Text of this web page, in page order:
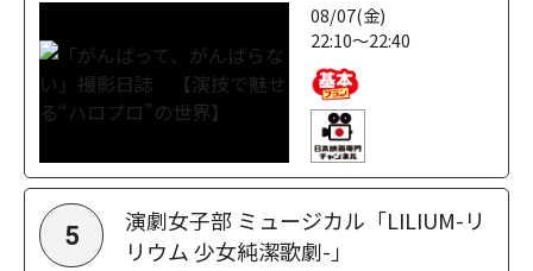
08/07(金)
22:10～22:40
5
演劇女子部 ミュージカル「LILIUM-リ
リウム 少女純潔歌劇-」